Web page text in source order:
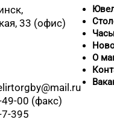
33 (офис)
00 (факс)
395
Часы
О